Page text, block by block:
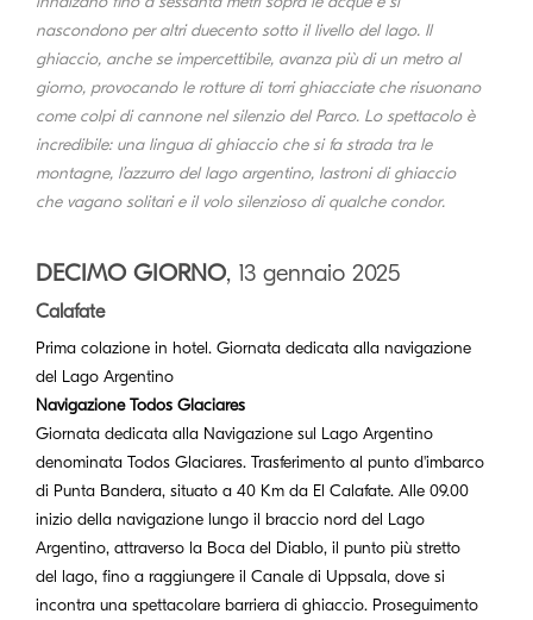
nascondono per altri duecento sotto il livello del lago. Il
ghiaccio, anche se impercettibile, avanza più di un metro al
giorno, provocando le rotture di torri ghiacciate che risuonano
come colpi di cannone nel silenzio del Parco. Lo spettacolo è
incredibile: una lingua di ghiaccio che si fa strada tra le
montagne, l’azzurro del lago argentino, lastroni di ghiaccio
che vagano solitari e il volo silenzioso di qualche condor.
DECIMO GIORNO, 13 gennaio 2025
Calafate
Prima colazione in hotel. Giornata dedicata alla navigazione
del Lago Argentino
Navigazione Todos Glaciares
Giornata dedicata alla Navigazione sul Lago Argentino
denominata Todos Glaciares. Trasferimento al punto d'imbarco
di Punta Bandera, situato a 40 Km da El Calafate. Alle 09.00
inizio della navigazione lungo il braccio nord del Lago
Argentino, attraverso la Boca del Diablo, il punto più stretto
del lago, fino a raggiungere il Canale di Uppsala, dove si
incontra una spettacolare barriera di ghiaccio. Proseguimento